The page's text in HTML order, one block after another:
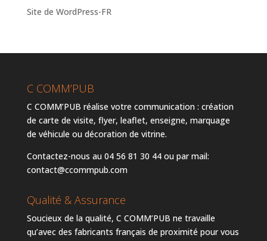
Site de WordPress-FR
C COMM’PUB
C COMM’PUB réalise votre communication : création
de carte de visite, flyer, leaflet, enseigne, marquage
de véhicule ou décoration de vitrine.
Contactez-nous au 04 56 81 30 44 ou par mail:
contact@ccommpub.com
Qualité & Assurance
Soucieux de la qualité, C COMM’PUB ne travaille
qu’avec des fabricants français de proximité pour vous